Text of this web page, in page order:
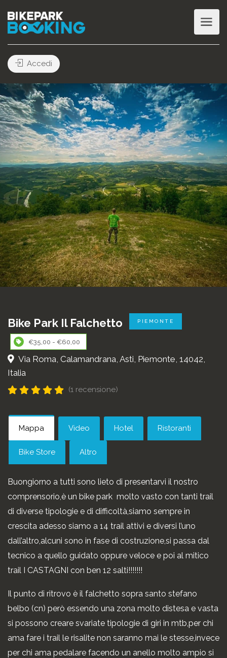
Accedi
Bike Park Il Falchetto PIEMONTE
€35,00 - €60,00
Via Roma, Calamandrana, Asti, Piemonte, 14042,
Italia
(1 recensione)
Mappa Video Hotel Ristoranti
Bike Store Altro
Buongiorno a tutti sono lieto di presentarvi il nostro
comprensorio,è un bike park molto vasto con tanti trail
di diverse tipologie e di difficoltà,siamo sempre in
crescita adesso siamo a 14 trail attivi e diversi l’uno
dall’altro,alcuni sono in fase di costruzione,si passa dal
tecnico a quello guidato oppure veloce e poi al mitico
trail I CASTAGNI con ben 12 salti!!!!!!!
Il punto di ritrovo è il falchetto sopra santo stefano
belbo (cn) però essendo una zona molto distesa e vasta
si possono creare svariate tipologie di giri in mtb,per chi
ama fare i trail le risalite non saranno mai le stesse,invece
per chi ama pedalare facendo un anello molto ampio si